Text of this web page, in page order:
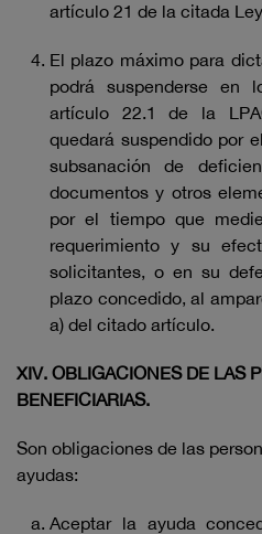
artículo 21 de la citada
El plazo máximo para
podrá suspenderse en
artículo 22.1 de la
quedará suspendido por
subsanación de
documentos y otros
por el tiempo que
requerimiento y su
solicitantes, o en su
plazo concedido, al
a) del citado artículo.
XIV. OBLIGACIONES DE LAS
BENEFICIARIAS.
Son obligaciones de las
ayudas:
Aceptar la ayuda